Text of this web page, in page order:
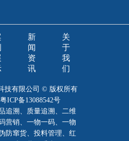
新
闻
资
讯
关
于
我
们
技有限公司 © 版权所有
粤ICP备13088542号
追溯、质量追溯、二维
营销、一物一码、一物
防窜货、投料管理、红